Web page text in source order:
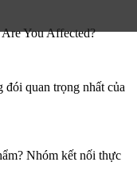
You Affected?
quan trọng nhất của
Nhóm kết nối thực